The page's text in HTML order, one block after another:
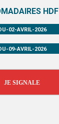
HDF
02-AVRIL-2026
09-AVRIL-2026
JE SIGNALE